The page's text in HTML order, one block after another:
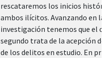
rescataremos los inicios
ambos ilícitos. Avanzando en la
investigación tenemos que el
segundo trata de la acepción
de los delitos en estudio. En